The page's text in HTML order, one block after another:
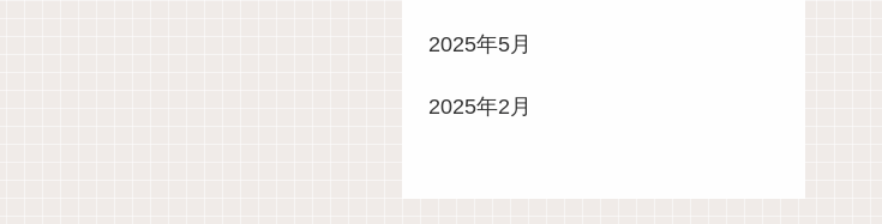
2025年5月
2025年2月